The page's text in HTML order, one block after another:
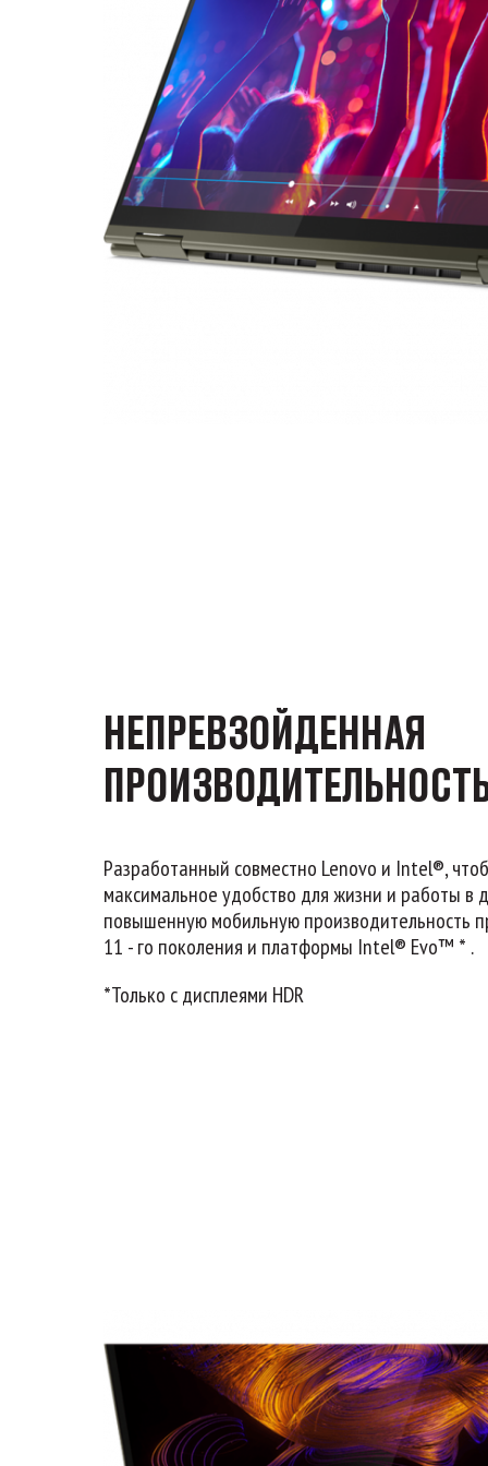
НЕПРЕВЗОЙДЕННАЯ
Разработанный совместно Lenovo и Intel®,
максимальное удобство для жизни и работы в
повышенную мобильную производительность
11 - го поколения и платформы Intel® Evo™ * .
*Только с дисплеями HDR